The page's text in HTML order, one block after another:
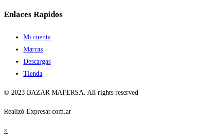
Enlaces Rapidos
Mi cuenta
Marcas
Descargas
Tienda
© 2023 BAZAR MAFERSA. All rights reserved
Realizó Expresar.com.ar
×